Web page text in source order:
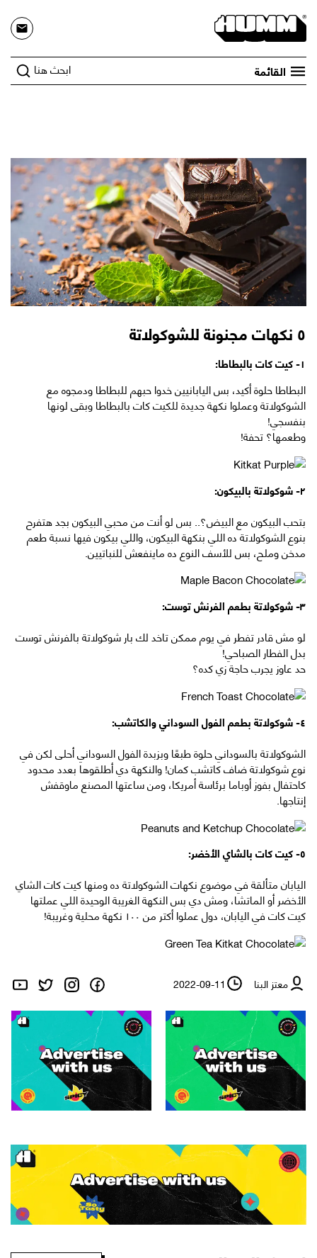
القائمة ابحث هنا
٥ نكهات مجنونة للشوكولاتة
١- كيت كات بالبطاطا:
البطاطا حلوة أكيد، بس اليابانيين خدوا حبهم للبطاطا ودمجوه مع
الشوكولاتة وعملوا نكهة جديدة للكيت كات بالبطاطا وبقى لونها
بنفسجي!
وطعمها؟ تحفة!
٢- شوكولاتة بالبيكون:
بتحب البيكون مع البيض؟.. بس لو أنت من محبي البيكون بجد هتفرح
بنوع الشوكولاتة ده اللي بنكهة البيكون، واللي بيكون فيها نسبة طعم
مدخن وملح، بس للأسف النوع ده ماينفعش للنباتيين.
٣- شوكولاتة بطعم الفرنش توست:
لو مش قادر تفطر في يوم ممكن تاخد لك بار شوكولاتة بالفرنش توست
بدل الفطار الصباحي!
حد عاوز يجرب حاجة زي كده؟
٤- شوكولاتة بطعم الفول السوداني والكاتشب:
الشوكولاتة بالسوداني حلوة طبعًا وبزبدة الفول السوداني أحلى لكن في
نوع شوكولاتة ضاف كاتشب كمان! والنكهة دي أطلقوها بعدد محدود
كاحتفال بفوز أوباما برئاسة أمريكا، ومن ساعتها المصنع ماوقفش
إنتاجها.
٥- كيت كات بالشاي الأخضر:
اليابان متألقة في موضوع نكهات الشوكولاتة ده ومنها كيت كات الشاي
الأخضر أو الماتشا، ومش دي بس النكهة الغريبة الوحيدة اللي عملتها
كيت كات في اليابان، دول عملوا أكتر من ١٠٠ نكهة محلية وغريبة!
معتز البنا 2022-09-11